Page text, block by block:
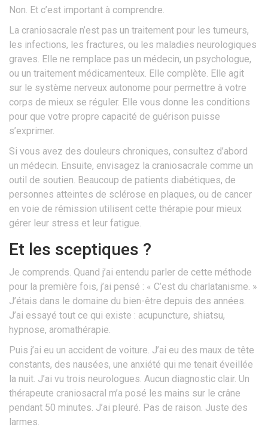
Non. Et c’est important à comprendre.
La craniosacrale n’est pas un traitement pour les tumeurs,
les infections, les fractures, ou les maladies neurologiques
graves. Elle ne remplace pas un médecin, un psychologue,
ou un traitement médicamenteux. Elle complète. Elle agit
sur le système nerveux autonome pour permettre à votre
corps de mieux se réguler. Elle vous donne les conditions
pour que votre propre capacité de guérison puisse
s’exprimer.
Si vous avez des douleurs chroniques, consultez d’abord
un médecin. Ensuite, envisagez la craniosacrale comme un
outil de soutien. Beaucoup de patients diabétiques, de
personnes atteintes de sclérose en plaques, ou de cancer
en voie de rémission utilisent cette thérapie pour mieux
gérer leur stress et leur fatigue.
Et les sceptiques ?
Je comprends. Quand j’ai entendu parler de cette méthode
pour la première fois, j’ai pensé : « C’est du charlatanisme. »
J’étais dans le domaine du bien-être depuis des années.
J’ai essayé tout ce qui existe : acupuncture, shiatsu,
hypnose, aromathérapie.
Puis j’ai eu un accident de voiture. J’ai eu des maux de tête
constants, des nausées, une anxiété qui me tenait éveillée
la nuit. J’ai vu trois neurologues. Aucun diagnostic clair. Un
thérapeute craniosacral m’a posé les mains sur le crâne
pendant 50 minutes. J’ai pleuré. Pas de raison. Juste des
larmes.